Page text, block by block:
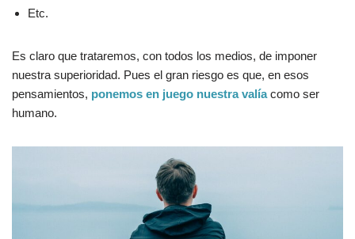
Etc.
Es claro que trataremos, con todos los medios, de imponer
nuestra superioridad. Pues el gran riesgo es que, en esos
pensamientos, ponemos en juego nuestra valíacomo ser
humano.